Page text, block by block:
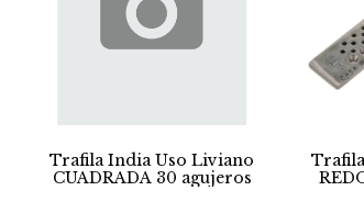
Trafila India Uso Liviano
CUADRADA 30 agujeros